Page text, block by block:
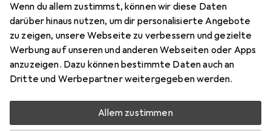
Wenn du allem zustimmst, können wir diese Daten
darüber hinaus nutzen, um dir personalisierte Angebote
zu zeigen, unsere Webseite zu verbessern und gezielte
Werbung auf unseren und anderen Webseiten oder Apps
anzuzeigen. Dazu können bestimmte Daten auch an
Dritte und Werbepartner weitergegeben werden.
Allem zustimmen
Preis in EUR inkl. MwSt.
6
Bewertungen Marke
Mehr von Snapstyle
Zwischen Fr, 14.8. und Di, 18.8. geliefert
Mehr als 10 Stück an Lager beim Drittanbieter